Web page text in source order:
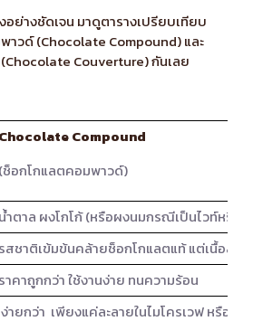
อย่างชัดเจน มาดูตารางเปรียบเทียบ
าวด์ (Chocolate Compound) และ
Couverture) กันเลย
Chocolate Compound
(ช็อกโกแลตคอมพาวด์)
น้ำตาล ผงโกโก้ (หรือผงนมกรณีเป็นไวท์หรือ
รสชาติเข้มข้นคล้ายช็อกโกแลตแท้ แต่เนื้อสัม
ราคาถูกกว่า ใช้งานง่าย ทนความร้อน
ง่ายกว่า เพียงแค่ละลายในไมโครเวฟ หรือ ตุ๋